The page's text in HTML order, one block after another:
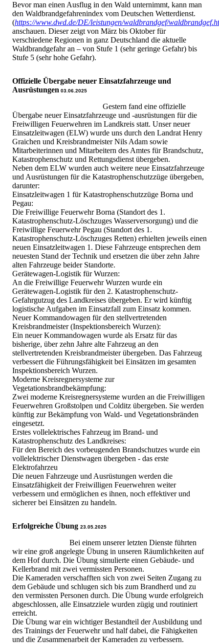
Bevor man einen Ausflug in den Wald unternimmt, kann man
den Waldbrandgefahrenindex vom Deutschen Wetterdienst.
(https://www.dwd.de/DE/leistungen/waldbrandgef/
anschauen. Dieser zeigt von März bis Oktober für
verschiedene Regionen in ganz Deutschland die aktuelle
Waldbrandgefahr an – von Stufe 1 (sehr geringe Gefahr) bis
Stufe 5 (sehr hohe Gefahr).
Offizielle Übergabe neuer Einsatzfahrzeuge und
Ausrüstungen 03.06.2025
Gestern fand eine offizielle
Übergabe neuer Einsatzfahrzeuge und -ausrüstungen für die
Freiwilligen Feuerwehren im Landkreis statt. Unser neuer
Einsatzleitwagen (ELW) wurde uns durch den Landrat Henry
Graichen und Kreisbrandmeister Nils Adam sowie
Mitarbeiterinnen und Mitarbeitern des Amtes für Brandschutz,
Katastrophenschutz und Rettungsdienst übergeben.
Neben dem ELW wurden auch weitere neue Einsatzfahrzeuge
und Ausrüstungen für die Katastrophenschutzzüge übergeben,
darunter:
Einsatzleitwagen 1 für Katastrophenschutzzüge Borna und
Pegau:
Die Freiwillige Feuerwehr Borna (Standort des 1.
Katastrophenschutz-Löschzuges Wasserversorgung) und die
Freiwillige Feuerwehr Pegau (Standort des 1.
Katastrophenschutz-Löschzuges Retten) erhielten jeweils einen
neuen Einsatzleitwagen 1. Diese Fahrzeuge entsprechen dem
neuesten Stand der Technik und ersetzen die über zehn Jahre
alten Fahrzeuge beider Standorte.
Gerätewagen-Logistik für Wurzen:
An die Freiwillige Feuerwehr Wurzen wurde ein
Gerätewagen-Logistik für den 2. Katastrophenschutz-
Gefahrgutzug des Landkreises übergeben. Er wird künftig
logistische Aufgaben im Einsatzfall zum Einsatz kommen.
Neuer Kommandowagen für den stellvertretenden
Kreisbrandmeister (Inspektionsbereich Wurzen):
Ein neuer Kommandowagen wurde als Ersatz für das
bisherige, über zehn Jahre alte Fahrzeug an den
stellvertretenden Kreisbrandmeister übergeben. Das Fahrzeug
verbessert die Führungsfähigkeit bei Einsätzen im gesamten
Inspektionsbereich Wurzen.
Moderne Kreisregnersysteme zur
Vegetationsbrandbekämpfung:
Zwei moderne Kreisregnersysteme wurden an die Freiwilligen
Feuerwehren Großstolpen und Colditz übergeben. Sie werden
künftig zur Bekämpfung von Wald- und Vegetationsbränden
eingesetzt.
Erstes vollelektrisches Fahrzeug im Brand- und
Katastrophenschutz des Landkreises:
Für den Bereich des vorbeugenden Brandschutzes wurde ein
vollelektrischer Dienstwagen übergeben - das erste
Elektrofahrzeu
Die neuen Fahrzeuge und Ausrüstungen werden die
Einsatzfähigkeit der Freiwilligen Feuerwehren weiter
verbessern und ermöglichen es ihnen, noch effektiver und
sicherer bei Einsätzen zu handeln.
Erfolgreiche Übung 23.05.2025
Bei einem unserer letzten Dienste führten
wir eine groß angelegte Übung in unseren Räumlichkeiten auf
dem Hof durch. Die Übung simulierte einen Gebäude- und
Kellerbrand mit zwei vermissten Personen.
Die Kameraden verschafften sich von zwei Seiten Zugang zu
dem Gebäude und schlugen sich bis zum Brandherd und zu
den vermissten Personen durch. Die Übung wurde erfolgreich
abgeschlossen, alle Einsatzziele wurden zügig und routiniert
erreicht.
Die Übung war ein wichtiger Bestandteil der Ausbildung und
des Trainings der Feuerwehr und half dabei, die Fähigkeiten
und die Zusammenarbeit der Kameraden zu verbessern.